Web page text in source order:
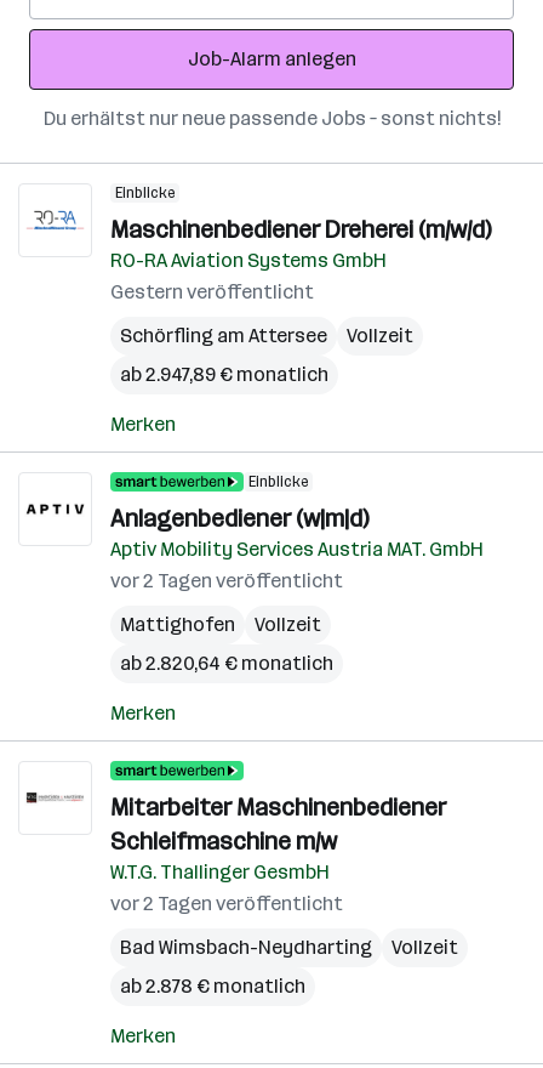
Adresse
Job-Alarm anlegen
Du erhältst nur neue passende Jobs – sonst nichts!
Einblicke
Maschinenbediener Dreherei (m/w/d)
RO-RA Aviation Systems GmbH
Gestern veröffentlicht
Schörfling am Attersee
Vollzeit
ab 2.947,89 € monatlich
Merken
Einblicke
Anlagenbediener (w|m|d)
Aptiv Mobility Services Austria MAT. GmbH
vor 2 Tagen veröffentlicht
Mattighofen
Vollzeit
ab 2.820,64 € monatlich
Merken
Mitarbeiter Maschinenbediener
Schleifmaschine m/w
W.T.G. Thallinger GesmbH
vor 2 Tagen veröffentlicht
Bad Wimsbach-Neydharting
Vollzeit
ab 2.878 € monatlich
Merken